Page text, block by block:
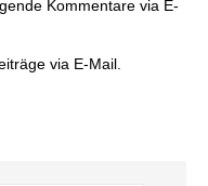
Kommentare via E-
via E-Mail.